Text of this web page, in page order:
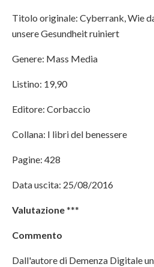
Titolo originale: Cyberrank, Wie
unsere Gesundheit ruiniert
Genere: Mass Media
Listino: 19,90
Editore: Corbaccio
Collana: I libri del benessere
Pagine: 428
Data uscita: 25/08/2016
Valutazione***
Commento
Dall'autore di Demenza Digitale